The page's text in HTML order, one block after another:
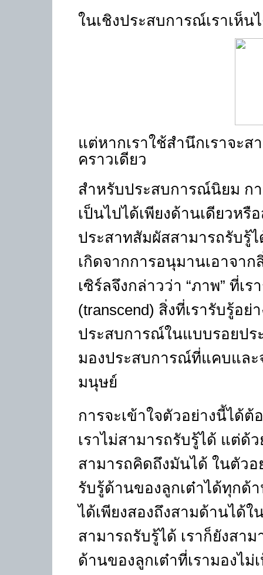
ในเชิงประสบการณ์เราเห็น
แต่หากเราใช้สำนึกเราจะ
คราวเดียว
สำหรับประสบการณ์นิยม ก
เป็นไปได้เพียงด้านเดียวหรื
ประสาทสัมผัสสามารถรับรู้
เกิดจากการอนุมานเอาจา
เซิร์ลจึงกล่าวว่า “ภาพ” ที่เ
(transcend) สิ่งที่เรารับรู้อย่
ประสบการณ์ในแบบรอยปร
มองประสบการณ์ที่แคบแล
มนุษย์
การจะเข้าใจตัวอย่างนี้ได้
เราไม่สามารถรับรู้ได้ แต่ด้
สามารถคิดถึงมันได้ ในตัวอ
รับรู้ด้านของลูกเต๋าได้ทุกด้
ได้เพียงสองถึงสามด้านได้ใ
สามารถรับรู้ได้ เราก็ยังสา
ด้านของลูกเต๋าที่เรามองไม่